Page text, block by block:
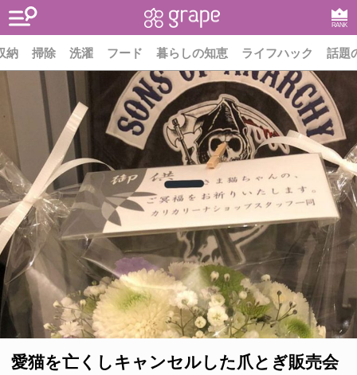
RANK
納 掃除 洗濯 フード 暮らしの知恵 ライフハック 話題
愛猫を亡くしキャンセルした爪とぎ販売会